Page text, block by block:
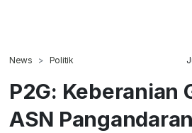
News Politik
P2G: Keberanian
ASN